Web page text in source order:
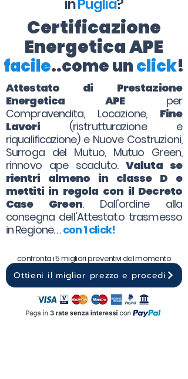
inPuglia?
Certificazione
Energetica APE
facile..come unclick!
Attestato di Prestazione
Energetica APEper
Compravendita, Locazione, Fine
Lavori(ristrutturazione e
riqualificazione) e Nuove Costruzioni,
Surroga del Mutuo, Mutuo Green,
rinnovo ape scaduto.Valuta se
rientri almeno in classe D e
mettiti in regola con il Decreto
Case Green. Dall'ordine alla
consegna dell'Attestato trasmesso
in Regione. . .con 1 click!
confronta i 5 migliori preventivi del momento
Ottieni il miglior prezzo e procedi